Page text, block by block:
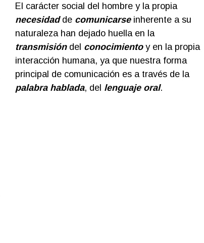
El carácter social del hombre y la propia
necesidadde comunicarse inherente a su
naturaleza han dejado huella en la
transmisióndel conocimientoy en la propia
interacción humana, ya que nuestra forma
principal de comunicación es a través de la
palabra hablada, del lenguaje oral.